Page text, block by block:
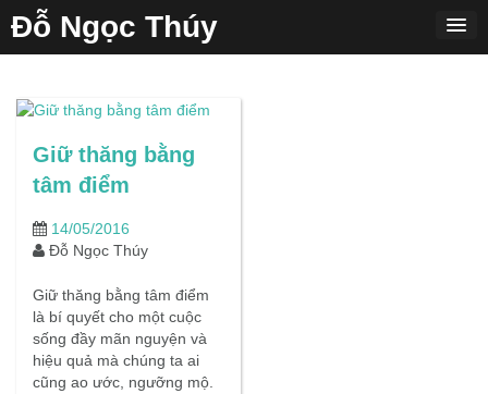
to
content
Đỗ Ngọc Thúy
Giữ thăng bằng
tâm điểm
14/05/2016
Đỗ Ngọc Thúy
Giữ thăng bằng tâm điểm
là bí quyết cho một cuộc
sống đầy mãn nguyện và
hiệu quả mà chúng ta ai
cũng ao ước, ngưỡng mộ.